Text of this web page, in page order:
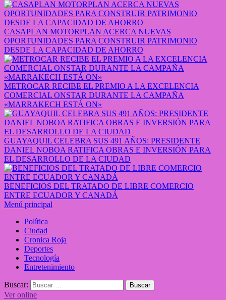
CASAPLAN MOTORPLAN ACERCA NUEVAS
OPORTUNIDADES PARA CONSTRUIR PATRIMONIO
DESDE LA CAPACIDAD DE AHORRO
METROCAR RECIBE EL PREMIO A LA EXCELENCIA
COMERCIAL ONSTAR DURANTE LA CAMPAÑA
«MARRAKECH ESTÁ ON»
GUAYAQUIL CELEBRA SUS 491 AÑOS: PRESIDENTE
DANIEL NOBOA RATIFICA OBRAS E INVERSIÓN PARA
EL DESARROLLO DE LA CIUDAD
BENEFICIOS DEL TRATADO DE LIBRE COMERCIO
ENTRE ECUADOR Y CANADÁ
Menú principal
Política
Ciudad
Cronica Roja
Deportes
Tecnología
Entretenimiento
Buscar:
Ver online